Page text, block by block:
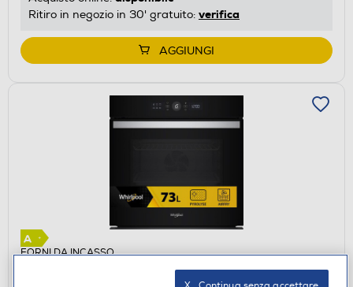
Ritiro in negozio in 30' gratuito: verifica
AGGIUNGI
FORNI DA INCASSO
WHIRLPOOL - Forno incasso elettrico